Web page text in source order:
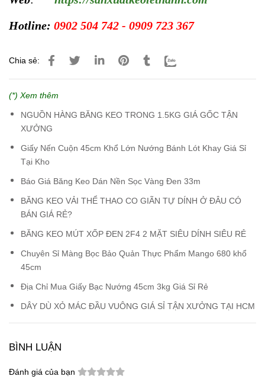
Hotline: 0902 504 742 - 0909 723 367
Chia sẻ:
(*) Xem thêm
NGUỒN HÀNG BĂNG KEO TRONG 1.5KG GIÁ GỐC TẬN
XƯỞNG
Giấy Nến Cuộn 45cm Khổ Lớn Nướng Bánh Lót Khay Giá Sỉ
Tại Kho
Báo Giá Băng Keo Dán Nền Sọc Vàng Đen 33m
BĂNG KEO VẢI THỂ THAO CO GIÃN TỰ DÍNH Ở ĐÂU CÓ
BÁN GIÁ RẺ?
BĂNG KEO MÚT XỐP ĐEN 2F4 2 MẶT SIÊU DÍNH SIÊU RẺ
Chuyên Sỉ Màng Bọc Bảo Quản Thực Phẩm Mango 680 khổ
45cm
Địa Chỉ Mua Giấy Bạc Nướng 45cm 3kg Giá Sỉ Rẻ
DÂY DÙ XỎ MÁC ĐẦU VUÔNG GIÁ SỈ TẬN XƯỞNG TẠI HCM
BÌNH LUẬN
Đánh giá của bạn